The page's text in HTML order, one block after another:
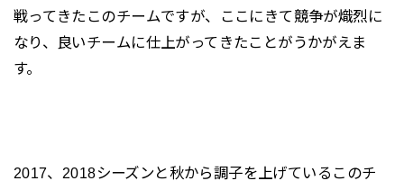
戦ってきたこのチームですが、ここにきて競争が熾烈に
なり、良いチームに仕上がってきたことがうかがえま
す。
2017、2018シーズンと秋から調子を上げているこのチ